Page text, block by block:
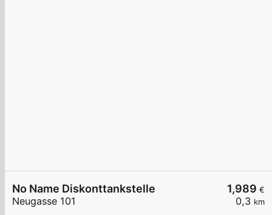
1,989 €
0,3 km
No Name Diskonttankstelle
Neugasse 101